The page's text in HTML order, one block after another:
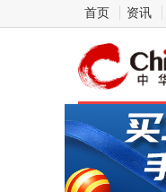
首页 资讯